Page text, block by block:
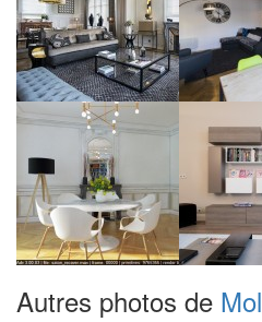
Autres photos de